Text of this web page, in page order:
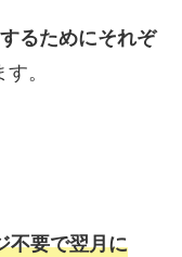
るためにそれぞ
。
不要で翌月に